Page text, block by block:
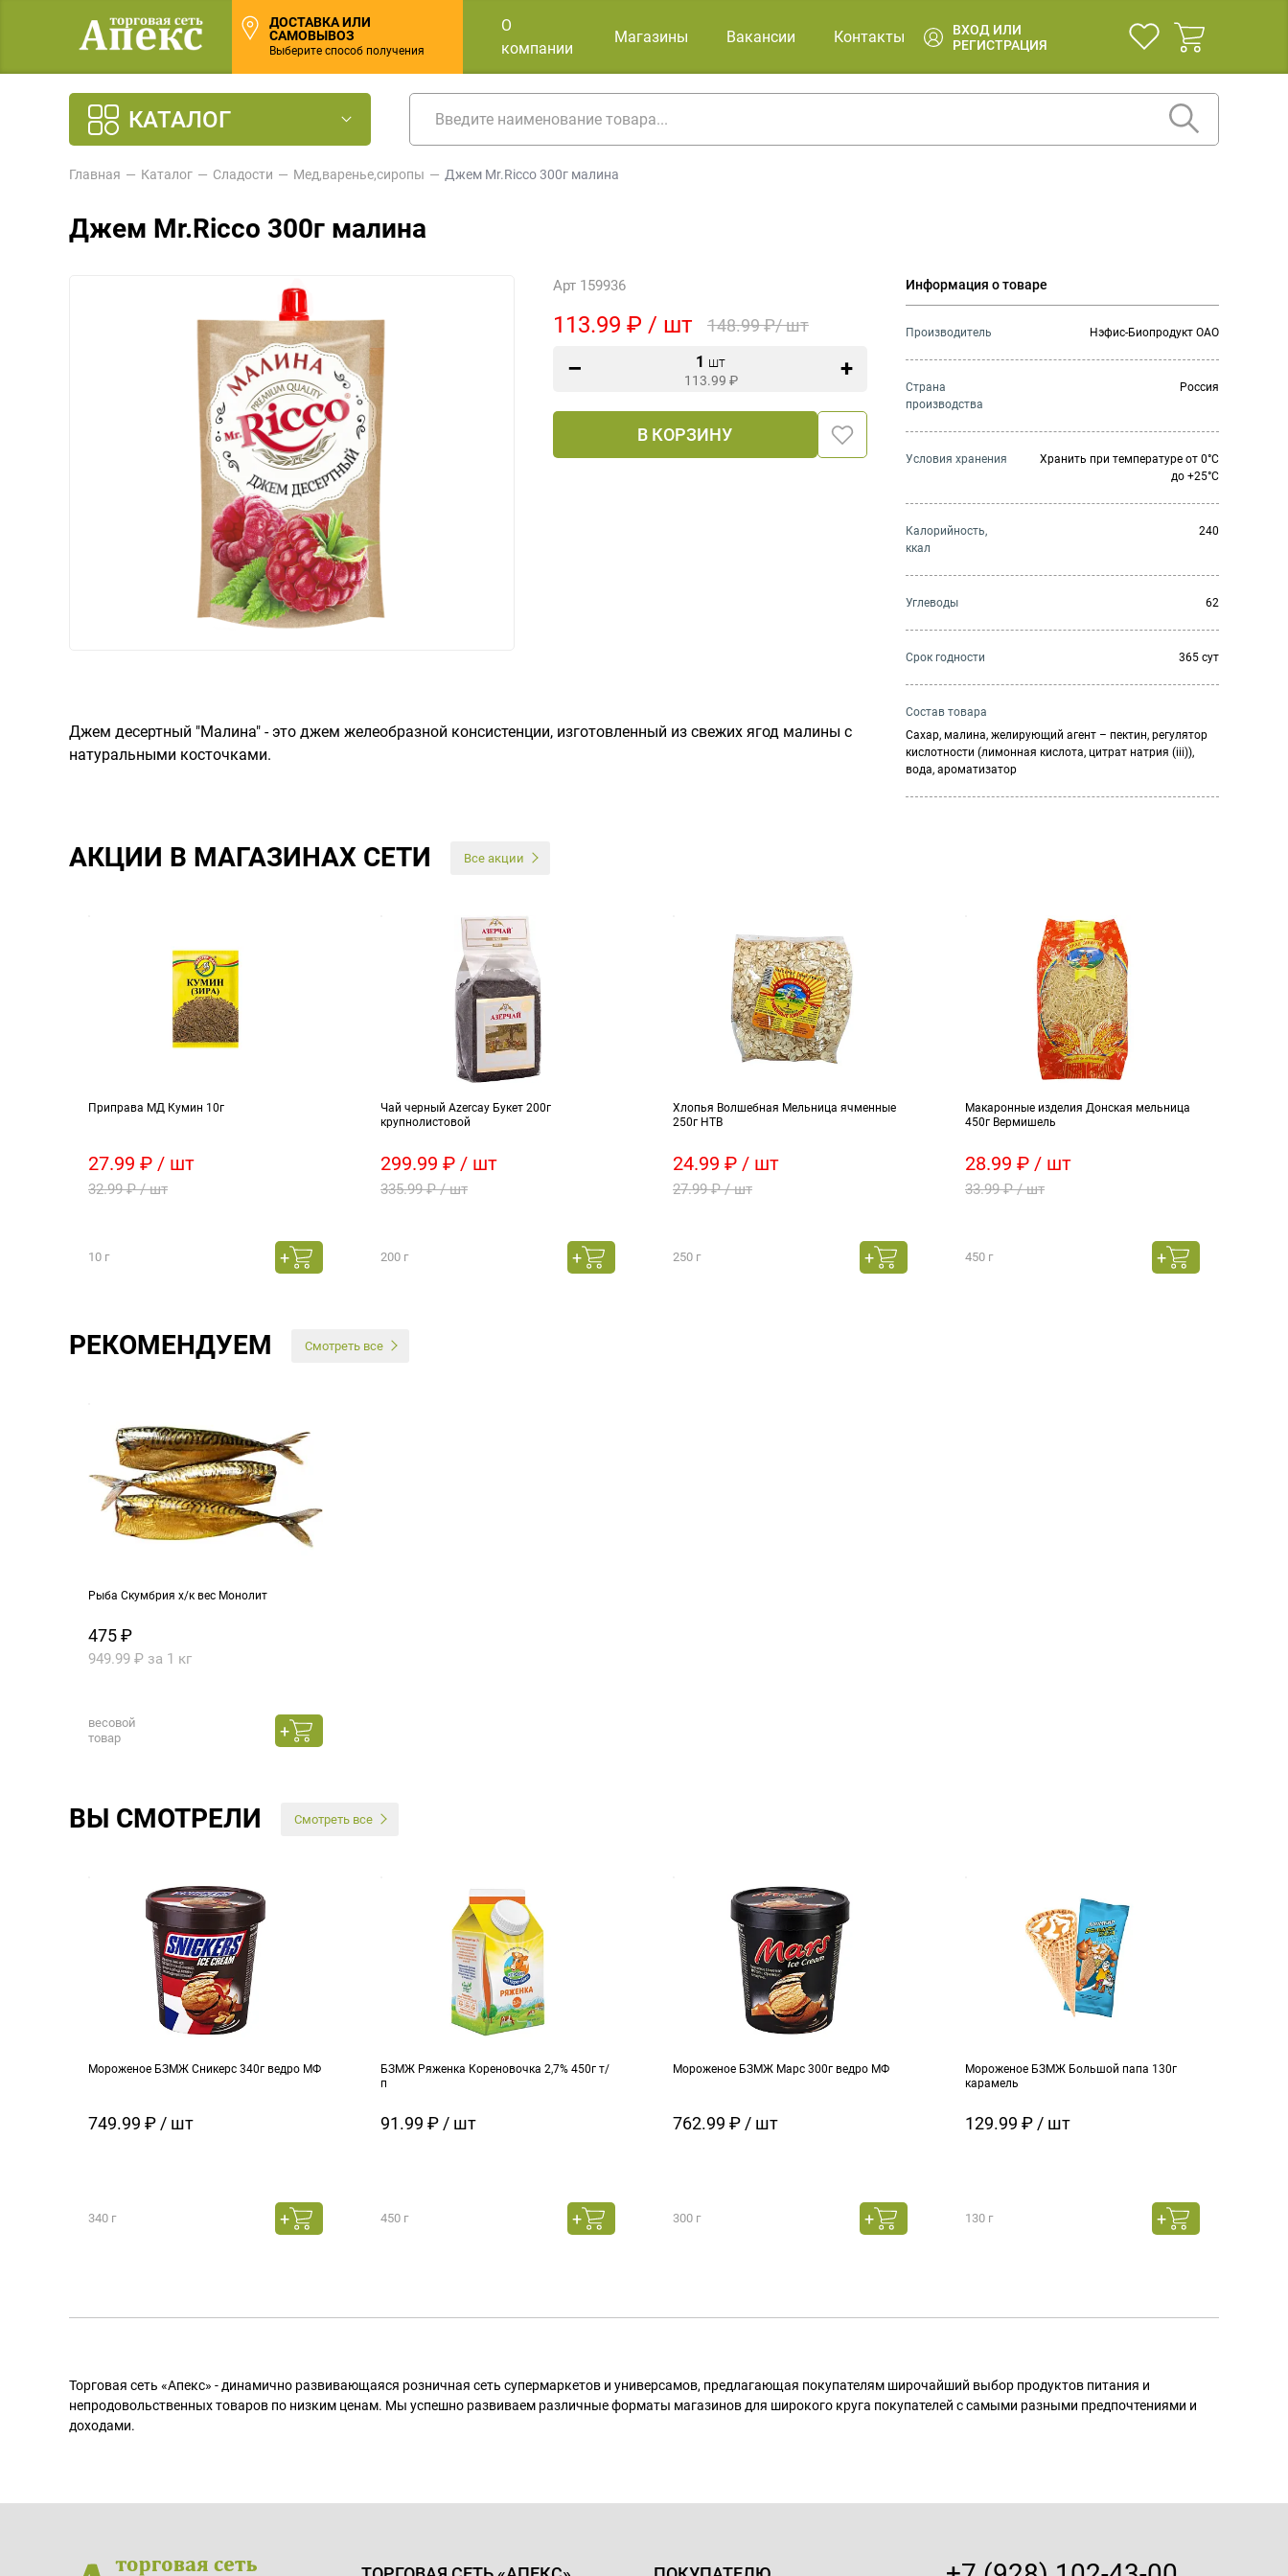
ДОСТАВКА ИЛИ
САМОВЫВОЗ
Выберите способ получения
О
компании
Магазины Вакансии Контакты
ВХОД ИЛИ
РЕГИСТРАЦИЯ
КАТАЛОГ
Главная Каталог Сладости Мед,варенье,сиропы Джем Mr.Ricco 300г малина
Джем Mr.Ricco 300г малина
Арт 159936
113.99 ₽ / шт 148.99 ₽/ шт
1 шт
113.99 ₽
В КОРЗИНУ
Джем десертный "Малина" - это джем желеобразной консистенции, изготовленный из свежих ягод малины с
натуральными косточками.
Информация о товаре
Производитель Нэфис-Биопродукт ОАО
Страна
производства
Россия
Условия хранения
Хранить при температуре от 0°С
до +25°С
Калорийность,
ккал
240
Углеводы 62
Cрок годности 365 сут
Состав товара
Сахар, малина, желирующий агент – пектин, регулятор
кислотности (лимонная кислота, цитрат натрия (iii)),
вода, ароматизатор
АКЦИИ В МАГАЗИНАХ СЕТИ Все акции
Приправа МД Кумин 10г
27.99 ₽ / шт
32.99 ₽ / шт
10 г
Чай черный Azercay Букет 200г
крупнолистовой
299.99 ₽ / шт
335.99 ₽ / шт
200 г
Хлопья Волшебная Мельница ячменные
250г НТВ
24.99 ₽ / шт
27.99 ₽ / шт
250 г
Макаронные изделия Донская мельница
450г Вермишель
28.99 ₽ / шт
33.99 ₽ / шт
450 г
РЕКОМЕНДУЕМ Смотреть все
Рыба Скумбрия х/к вес Монолит
475 ₽
949.99 ₽ за 1 кг
весовой
товар
ВЫ СМОТРЕЛИ Смотреть все
Мороженое БЗМЖ Сникерс 340г ведро МФ
749.99 ₽ / шт
340 г
БЗМЖ Ряженка Кореновочка 2,7% 450г т/
п
91.99 ₽ / шт
450 г
Мороженое БЗМЖ Марс 300г ведро МФ
762.99 ₽ / шт
300 г
Мороженое БЗМЖ Большой папа 130г
карамель
129.99 ₽ / шт
130 г
Торговая сеть «Апекс» - динамично развивающаяся розничная сеть супермаркетов и универсамов, предлагающая покупателям широчайший выбор продуктов питания и
непродовольственных товаров по низким ценам. Мы успешно развиваем различные форматы магазинов для широкого круга покупателей с самыми разными предпочтениями и
доходами.